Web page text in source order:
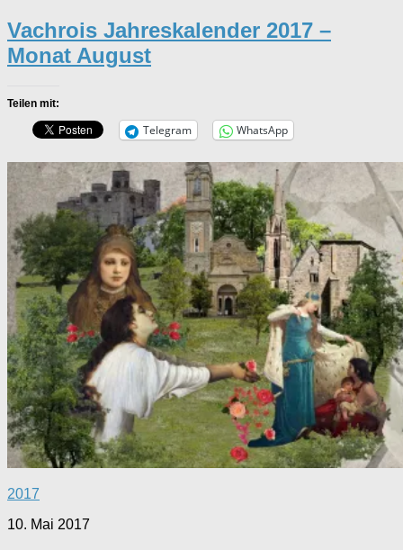
Vachrois Jahreskalender 2017 –
Monat August
Teilen mit:
Telegram WhatsApp
2017
10. Mai 2017